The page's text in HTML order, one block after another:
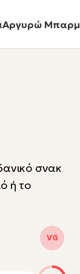
Αργυρώ
σνακ
ή το
VG